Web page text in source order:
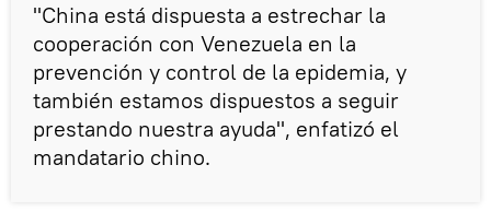
"China está dispuesta a estrechar la
cooperación con Venezuela en la
prevención y control de la epidemia, y
también estamos dispuestos a seguir
prestando nuestra ayuda", enfatizó el
mandatario chino.